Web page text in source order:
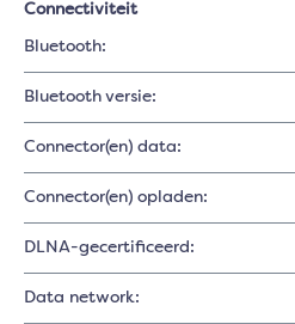
Connectiviteit
Bluetooth:
Bluetooth versie:
Connector(en) data:
Connector(en) opladen:
DLNA-gecertificeerd:
Data network: